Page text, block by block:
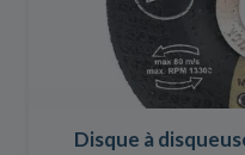
Disque à